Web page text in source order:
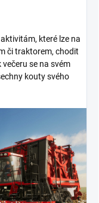
které lze na
či traktorem, chodit
se na svém
kouty svého